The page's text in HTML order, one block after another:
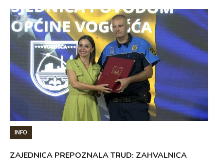
INFO
ZAJEDNICA PREPOZNALA TRUD: ZAHVALNICA